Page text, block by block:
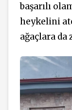
başarılı
heykelini
ağaçlara da